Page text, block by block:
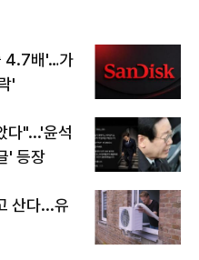
4.7배'…가
'
다"...'윤석
' 등장
산다...유